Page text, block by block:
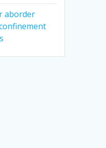
aborder